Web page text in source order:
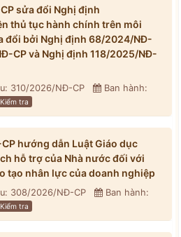
sửa đổi Nghị định
thủ tục hành chính trên môi
đổi bởi Nghị định 68/2024/NĐ-
CP và Nghị định 118/2025/NĐ-
310/2026/NĐ-CP
Ban hành:
Kiểm tra
hướng dẫn Luật Giáo dục
hỗ trợ của Nhà nước đối với
tạo nhân lực của doanh nghiệp
308/2026/NĐ-CP
Ban hành:
Kiểm tra